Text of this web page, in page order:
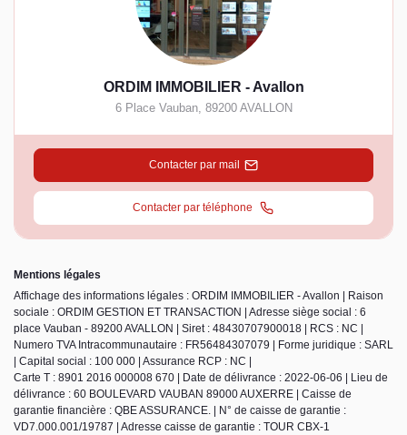
ORDIM IMMOBILIER - Avallon
6 Place Vauban, 89200 AVALLON
Contacter par mail
Contacter par téléphone
Mentions légales
Affichage des informations légales : ORDIM IMMOBILIER - Avallon | Raison
sociale : ORDIM GESTION ET TRANSACTION | Adresse siège social : 6
place Vauban - 89200 AVALLON | Siret : 48430707900018 | RCS : NC |
Numero TVA Intracommunautaire : FR56484307079 | Forme juridique : SARL
| Capital social : 100 000 | Assurance RCP : NC |
Carte T : 8901 2016 000008 670 | Date de délivrance : 2022-06-06 | Lieu de
délivrance : 60 BOULEVARD VAUBAN 89000 AUXERRE | Caisse de
garantie financière : QBE ASSURANCE. | N° de caisse de garantie :
VD7.000.001/19787 | Adresse caisse de garantie : TOUR CBX-1